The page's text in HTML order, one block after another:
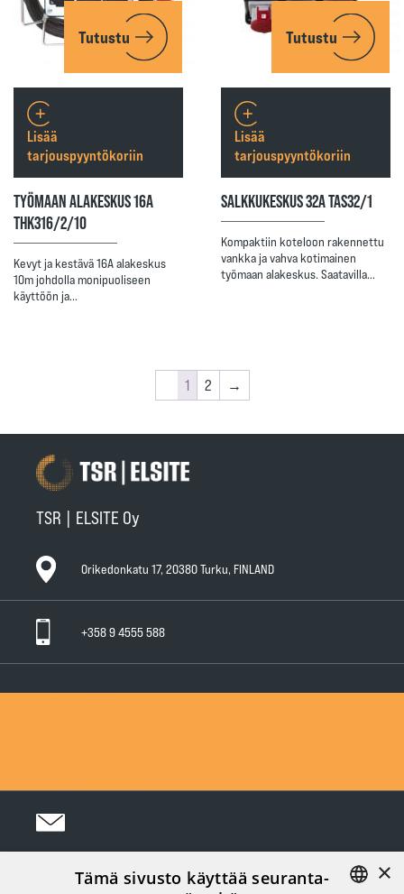
Tutustu
TYÖMAAN ALAKESKUS 16A
THK316/2/10
Kevyt ja kestävä 16A alakeskus
10m johdolla monipuoliseen
käyttöön ja…
Lisää
tarjouspyyntökoriin
Tutustu
SALKKUKESKUS 32A TAS32/1
Kompaktiin koteloon rakennettu
vankka ja vahva kotimainen
työmaan alakeskus. Saatavilla…
Lisää
tarjouspyyntökoriin
1 2 →
TSR | ELSITE Oy
Orikedonkatu 17, 20380 Turku, FINLAND
+358 9 4555 588
×
Tämä sivusto käyttää seuranta-